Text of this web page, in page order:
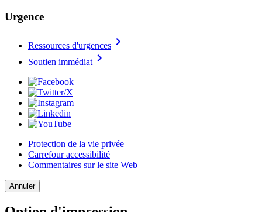
Urgence
Ressources d'urgences chevron_right
Soutien immédiat chevron_right
Protection de la vie privée
Carrefour accessibilité
Commentaires sur le site Web
Annuler